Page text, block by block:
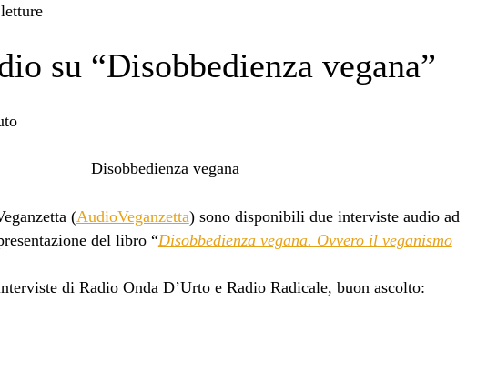
su “Disobbedienza vegana”
(AudioVeganzetta) sono disponibili due interviste audio ad
del libro “Disobbedienza vegana. Ovvero il veganismo
di Radio Onda D’Urto e Radio Radicale, buon ascolto: